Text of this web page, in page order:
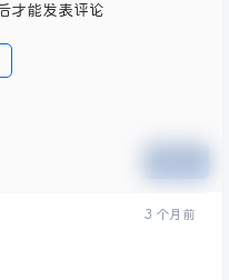
才能发表评论
3 个月前